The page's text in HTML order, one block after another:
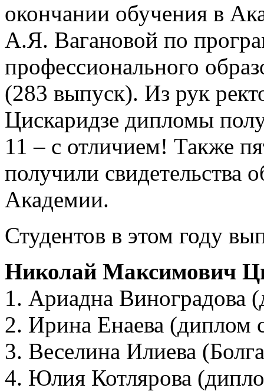
окончании обучения в
А.Я. Вагановой по
профессионального
(283 выпуск). Из рук
Цискаридзе дипломы
11 – с отличием! Также
получили свидетельства
Академии.
Студентов в этом году
Николай Максимович
1. Ариадна Виноградова
2. Ирина Енаева (диплом
3. Веселина Илиева
4. Юлия Котлярова